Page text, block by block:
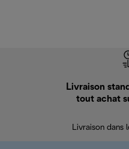
Livraison
tout achat
Livraison dans